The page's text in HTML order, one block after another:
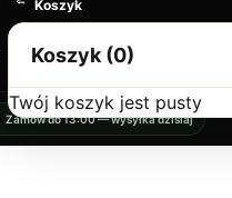
Koszyk
Koszyk (0)
Twój koszyk jest pusty
Zamów do 13:00 — wysyłka dzisiaj